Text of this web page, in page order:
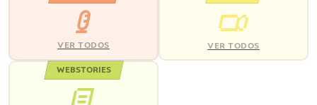
VER TODOS VER TODOS
WEBSTORIES